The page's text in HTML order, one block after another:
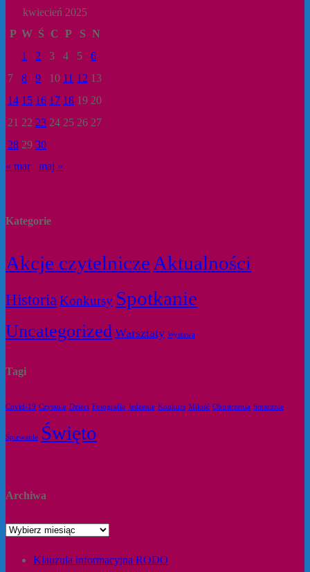
kwiecień 2025
P W Ś C P S N
1
2 3 4 5
6
7
8 9 10 11 12 13
14 15 16 17 18 19 20
21 22 23 24 25 26 27
28 29 30
« mar
maj »
Kategorie
Akcje czytelniczeAktualności
HistoriaKonkursy Spotkanie
Uncategorized Warsztaty Wystawa
Tagi
Covid-19 Czytanie Dzieci Fotografia Jedzenie Konkurs Miłość Obostrzenia Smacznie
Śpiewanie Święto
Archiwa
Klauzula informacyjna RODO